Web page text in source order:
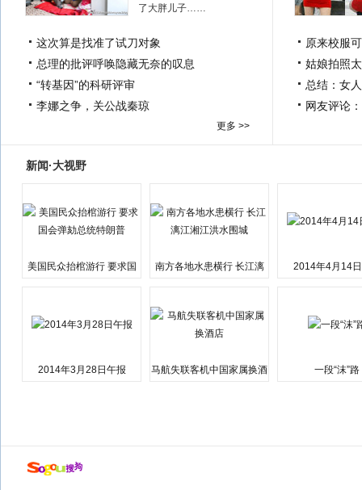
了大胖儿子……
这次算是找准了试刀对象
总理的批评呼唤隐藏无奈的叹息
“转基因”的科研评审
李娜之争，关公战秦琼
更多 >>
原来校服
姑娘拍照
总结：女
网友评论
新闻·大视野
美国民众抬棺游行 要求国
南方各地水患横行 长江漓
2014年4月14
2014年3月28日午报
马航失联客机中国家属换酒
一段“沫”路